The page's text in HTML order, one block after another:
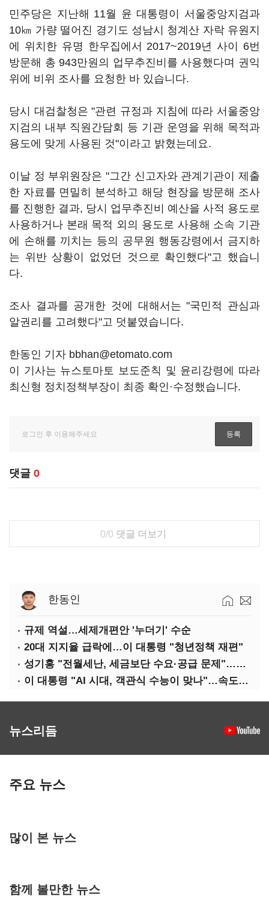
민주당은 지난해 11월 윤 대통령이 서울중앙지검과
10㎞ 가량 떨어진 경기도 성남시 청계산 자락 유원지
에 위치한 유명 한우집에서 2017~2019년 사이 6번
방문해 총 943만원의 업무추진비를 사용했다며 권익
위에 비위 조사를 요청한 바 있습니다.
당시 대검찰청은 "관련 규정과 지침에 따라 서울중앙
지검의 내부 직원간담회 등 기관 운영을 위해 목적과
용도에 맞게 사용된 것"이라고 밝혔는데요.
이날 정 부위원장은 "그간 신고자와 관계기관이 제출
한 자료를 면밀히 분석하고 해당 현장을 방문해 조사
를 진행한 결과, 당시 업무추진비 예산을 사적 용도로
사용하거나 본래 목적 외의 용도로 사용해 소속 기관
에 손해를 끼치는 등의 공무원 행동강령에서 금지하
는 위반 상황이 없었던 것으로 확인했다"고 했습니
다.
조사 결과를 공개한 것에 대해서는 "국민적 관심과
알권리를 고려했다"고 덧붙였습니다.
한동인 기자 bbhan@etomato.com
이 기사는 뉴스토마토 보도준칙 및 윤리강령에 따라
최신형 정치정책부장이 최종 확인·수정했습니다.
댓글 0
0/0 댓글 더보기
한동인
규제 역설…세제개편안 '누더기' 수순
20대 지지율 급락에…이 대통령 "청년정책 재편"
성기홍 "전월세난, 세금보단 수요·공급 문제"…닥공 시사
이 대통령 "AI 시대, 객관식 수능이 맞나"…속도전 '경계'
뉴스리듬
주요 뉴스
많이 본 뉴스
함께 볼만한 뉴스